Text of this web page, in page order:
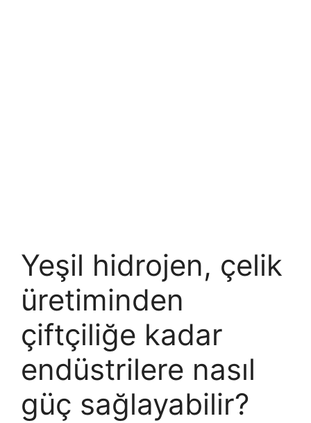
Yeşil hidrojen, çelik
üretiminden
çiftçiliğe kadar
endüstrilere nasıl
güç sağlayabilir?